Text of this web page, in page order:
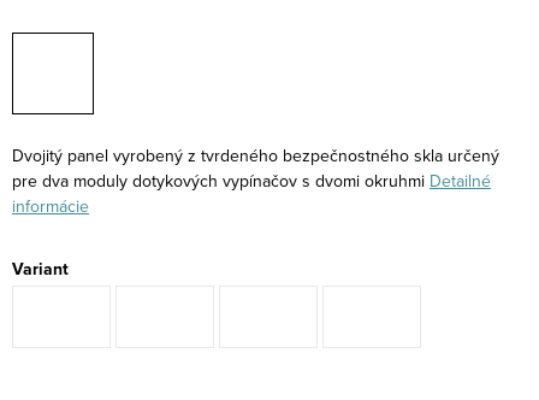
Dvojitý panel vyrobený z tvrdeného bezpečnostného skla určený
pre dva moduly dotykových vypínačov s dvomi okruhmi Detailné
informácie
Variant